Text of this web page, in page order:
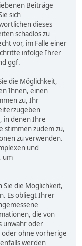
Beiträge
sich
dieses
schadlos zu
vor, im Falle einer
infolge Ihrer
ggf.
die Möglichkeit,
Ihnen, einen
zu, Ihr
in denen Ihre
stimmen zudem zu,
zu verwenden.
und
um
Sie die Möglichkeit,
Es obliegt Ihrer
die von
unwahr oder
ohne vorherige
werden